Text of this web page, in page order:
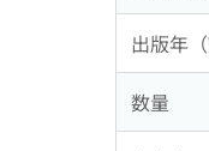
出版年（
数量